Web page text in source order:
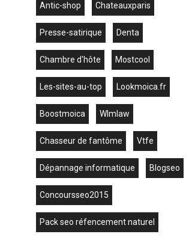
antic-shop chateauxparis
presse-satirique denta
chambre d'hôte mostcool
les-sites-au-top lookmoica.fr
boostmoica wlmlaw
chasseur de fantôme vtfe
dépannage informatique blogseo
concoursseo2015
pack seo réfencement naturel